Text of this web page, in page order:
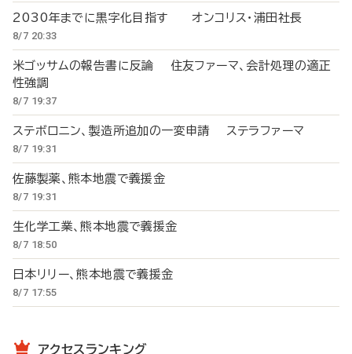
2030年までに黒字化目指す オンコリス・浦田社長
8/7 20:33
米ゴッサムの報告書に反論 住友ファーマ、会計処理の適正
性強調
8/7 19:37
ステボロニン、製造所追加の一変申請 ステラファーマ
8/7 19:31
佐藤製薬、熊本地震で義援金
8/7 19:31
生化学工業、熊本地震で義援金
8/7 18:50
日本リリー、熊本地震で義援金
8/7 17:55
アクセスランキング